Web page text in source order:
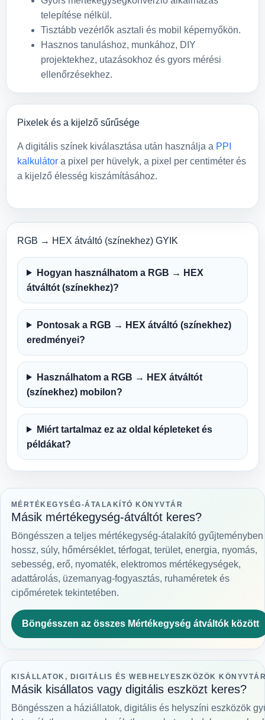
telepítése nélkül.
Tisztább vezérlők asztali és mobil képernyőkön.
Hasznos tanuláshoz, munkához, DIY
projektekhez, utazásokhoz és gyors mérési
ellenőrzésekhez.
Pixelek és a kijelző sűrűsége
A digitális színek kiválasztása után használja a PPI
kalkulátor a pixel per hüvelyk, a pixel per centiméter és
a kijelző élesség kiszámításához.
RGB → HEX átváltó (színekhez) GYIK
Hogyan használhatom a RGB → HEX
átváltót (színekhez)?
Pontosak a RGB → HEX átváltó (színekhez)
eredményei?
Használhatom a RGB → HEX átváltót
(színekhez) mobilon?
Miért tartalmaz ez az oldal képleteket és
példákat?
MÉRTÉKEGYSÉG-ÁTALAKÍTÓ KÖNYVTÁR
Másik mértékegység-átváltót keres?
Böngésszen a teljes mértékegység-átalakító gyűjteményben
hossz, súly, hőmérséklet, térfogat, terület, energia, nyomás,
sebesség, erő, nyomaték, elektromos mértékegységek,
adattárolás, üzemanyag-fogyasztás, ruhaméretek és
cipőméretek tekintetében.
Böngésszen az összes Mértékegység átváltók között
KISÁLLATOK, DIGITÁLIS ÉS WEBHELYESZKÖZÖK
Másik kisállatos vagy digitális eszközt keres?
Böngésszen a háziállatok, digitális és helyszíni eszközök